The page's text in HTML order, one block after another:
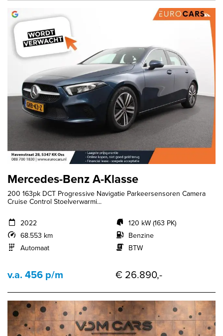
Mercedes-Benz A-Klasse
200 163pk DCT Progressive Navigatie Parkeersensoren Camera
Cruise Control Stoelverwarmi...
2022
68.553 km
Automaat
120 kW (163 PK)
Benzine
BTW
v.a. 456 p/m € 26.890,-